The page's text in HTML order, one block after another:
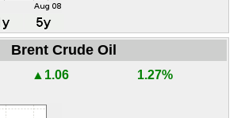
Brent Crude Oil
▲1.06 1.27%